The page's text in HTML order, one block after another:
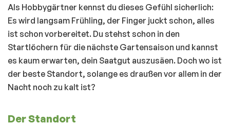
Als Hobbygärtner kennst du dieses Gefühl sicherlich:
Es wird langsam Frühling, der Finger juckt schon, alles
ist schon vorbereitet. Du stehst schon in den
Startlöchern für die nächste Gartensaison und kannst
es kaum erwarten, dein Saatgut auszusäen. Doch wo ist
der beste Standort, solange es draußen vor allem in der
Nacht noch zu kalt ist?
Der Standort